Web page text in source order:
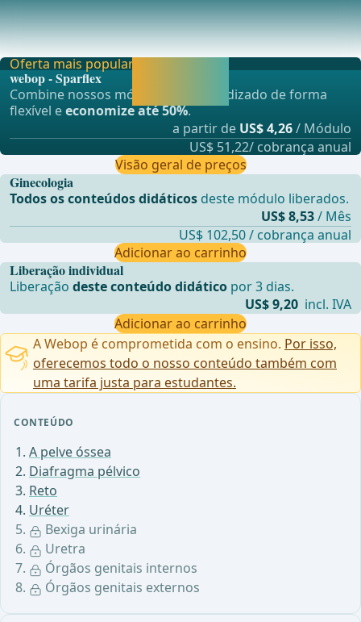
CONTEÚDO
A pelve óssea
Diafragma pélvico
Reto
Uréter
Bexiga urinária
Uretra
Órgãos genitais internos
Órgãos genitais externos
A bexiga urinária é um órgão oco muscular que serve para
armazenar urina e posteriormente expulsá-l
Liberação individual
Liberaçãodeste conteúdo didático por 3 dias.
US$ 9,20 incl. IVA
Adicionar ao carrinho
Oferta mais popular
webop - Sparflex
Combine nossos módulos de aprendizado de forma
flexível eeconomize até 50%.
a partir de US$ 4,26/ Módulo
US$ 51,22/ cobrança anual
Visão geral de preços
Ginecologia
Todos os conteúdos didáticos deste módulo liberados.
US$ 8,53/ Mês
US$ 102,50 / cobrança anual
Adicionar ao carrinho
A Webop é comprometida com o ensino. Por isso,
oferecemos todo o nosso conteúdo também com
uma tarifa justa para estudantes.